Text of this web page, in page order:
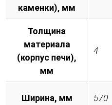
каменки), мм
Толщина
материала
(корпус печи),
мм
4
Ширина, мм 570